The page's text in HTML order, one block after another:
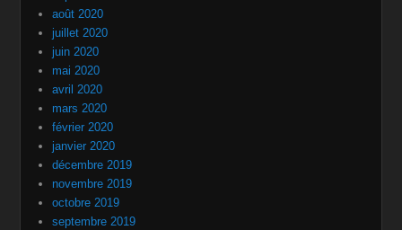
août 2020
juillet 2020
juin 2020
mai 2020
avril 2020
mars 2020
février 2020
janvier 2020
décembre 2019
novembre 2019
octobre 2019
septembre 2019